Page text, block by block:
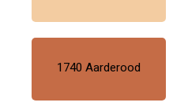
1740 Aarderood